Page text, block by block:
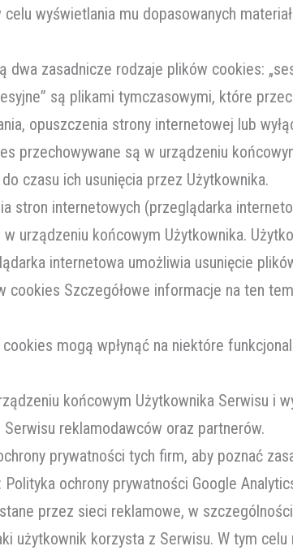
wyświetlania mu dopasowanych
dwa zasadnicze rodzaje plików cookies:
są plikami tymczasowymi, które
opuszczenia strony internetowej lub
przechowywane są w urządzeniu
czasu ich usunięcia przez Użytkownika.
stron internetowych (przeglądarka
urządzeniu końcowym Użytkownika.
internetowa umożliwia usunięcie
cookies Szczegółowe informacje na ten
mogą wpłynąć na niektóre
końcowym Użytkownika Serwisu i
reklamodawców oraz partnerów.
prywatności tych firm, aby poznać
ochrony prywatności Google
przez sieci reklamowe, w
użytkownik korzysta z Serwisu. W tym